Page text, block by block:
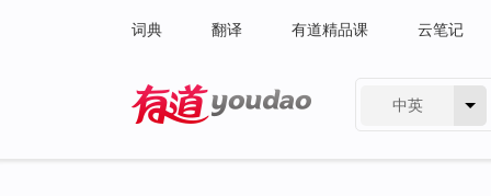
词典 翻译 有道精品课 云笔记
中英